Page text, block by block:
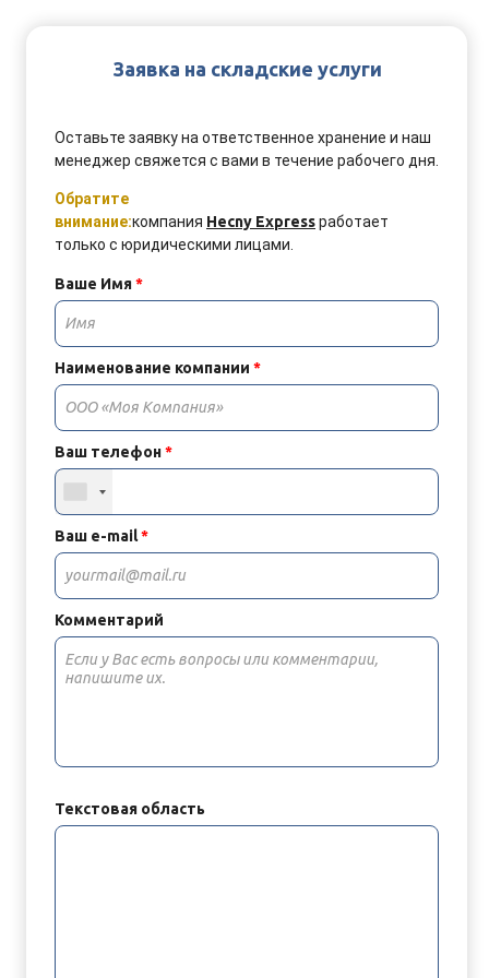
Заявка на складские услуги
Оставьте заявку на ответственное хранение и наш
менеджер свяжется с вами в течение рабочего дня
Обратите
внимание:компания Hecny Expressработает
только с юридическими лицами.
Ваше Имя*
Наименование компании *
Ваш телефон*
Ваш e-mail*
Комментарий
Текстовая область